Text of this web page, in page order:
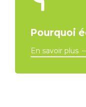
Pourquoi
En savoir plus